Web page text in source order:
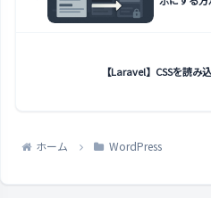
【Laravel】CSSを読み
ホーム WordPress